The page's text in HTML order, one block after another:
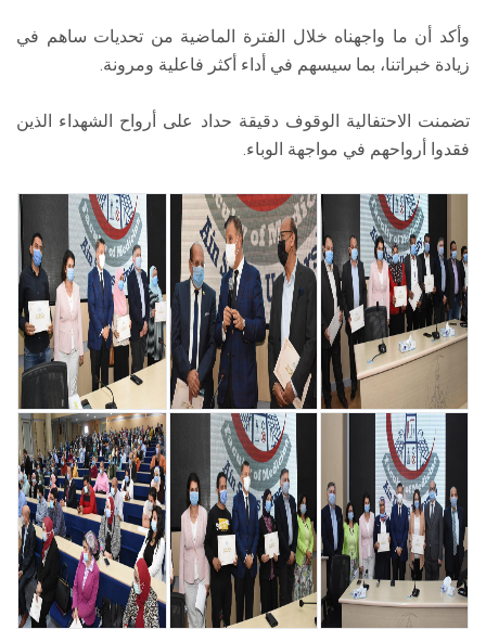
وأكد أن ما واجهناه خلال الفترة الماضية من تحديات ساهم في
زيادة خبراتنا، بما سيسهم في أداء أكثر فاعلية ومرونة.
تضمنت الاحتفالية الوقوف دقيقة حداد على أرواح الشهداء الذين
فقدوا أرواحهم في مواجهة الوباء.